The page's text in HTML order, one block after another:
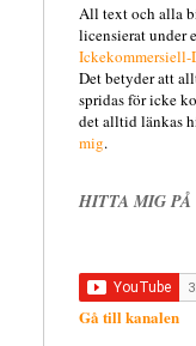
All text och alla
licensierat under
Ickekommersiell-
Det betyder att
spridas för icke
det alltid länkas
mig.
HITTA MIG PÅ
Gå till kanalen